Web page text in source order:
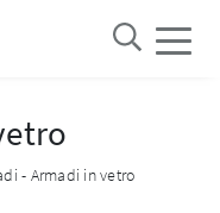
- Armadi in vetro